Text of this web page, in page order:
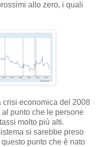
allo zero, i quali
crisi economica del 2008
punto che le persone
molto più alti.
si sarebbe preso
punto che è nato